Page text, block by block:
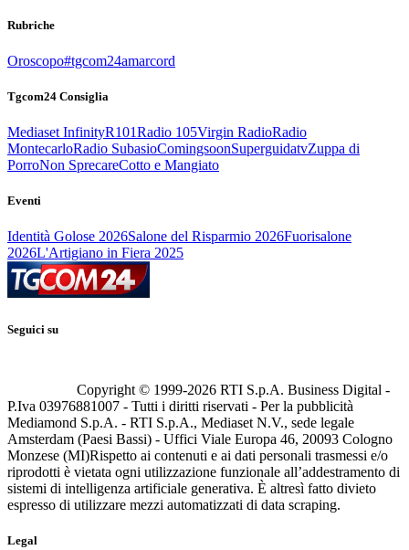
Rubriche
Oroscopo#tgcom24amarcord
Tgcom24 Consiglia
Mediaset InfinityR101Radio 105Virgin RadioRadio
MontecarloRadio SubasioComingsoonSuperguidatvZuppa di
PorroNon SprecareCotto e Mangiato
Eventi
Identità Golose 2026Salone del Risparmio 2026Fuorisalone
2026L'Artigiano in Fiera 2025
Seguici su
Copyright © 1999-2026 RTI S.p.A. Business Digital -
P.Iva 03976881007 - Tutti i diritti riservati - Per la pubblicità
Mediamond S.p.A. - RTI S.p.A., Mediaset N.V., sede legale
Amsterdam (Paesi Bassi) - Uffici Viale Europa 46, 20093 Cologno
Monzese (MI)Rispetto ai contenuti e ai dati personali trasmessi e/o
riprodotti è vietata ogni utilizzazione funzionale all’addestramento di
sistemi di intelligenza artificiale generativa. È altresì fatto divieto
espresso di utilizzare mezzi automatizzati di data scraping.
Legal